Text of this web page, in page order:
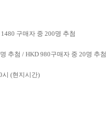
구매자 중 200명 추첨
명 추첨 / HKD 980구매자 중 20명 추첨
시 (현지시간)